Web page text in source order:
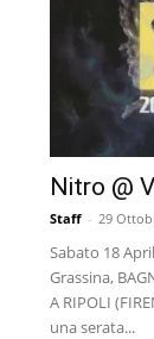
Nitro @
Staff - 29
Sabato 18
Grassina,
A RIPOLI
una serata...